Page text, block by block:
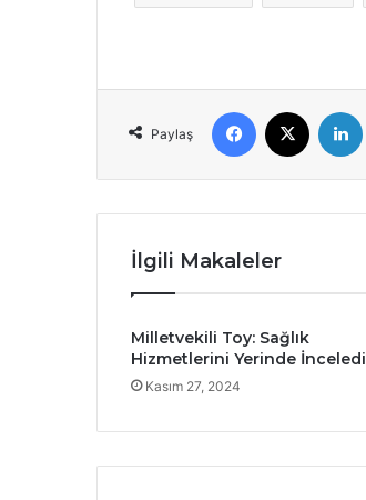
Paylaş
Facebook
İlgili Makaleler
Milletvekili Toy: Sağlık
Hizmetlerini Yerinde İnceledi
Kasım 27, 2024